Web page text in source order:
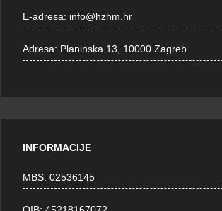
E-adresa: info@hzhm.hr
Adresa: Planinska 13, 10000 Zagreb
INFORMACIJE
MBS: 02536145